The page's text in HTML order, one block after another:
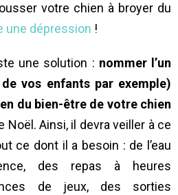
votre chien à broyer du
une dépression !
une solution : nommer l’un
vos enfants par exemple)
du bien-être de votre chien
Noël. Ainsi, il devra veiller à ce
ce dont il a besoin : de l’eau
des repas à heures
de jeux, des sorties